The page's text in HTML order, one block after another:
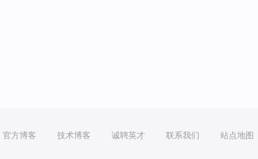
官方博客 技术博客 诚聘英才 联系我们 站点地图